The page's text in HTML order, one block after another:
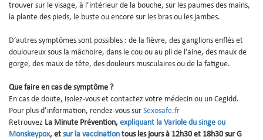
trouver sur le visage, à l’intérieur de la bouche, sur les paumes des mains,
la plante des pieds, le buste ou encore sur les bras ou les jambes.
D’autres symptômes sont possibles : de la fièvre, des ganglions enflés et
douloureux sous la mâchoire, dans le cou ou au pli de l’aine, des maux de
gorge, des maux de tête, des douleurs musculaires ou de la fatigue.
Que faire en cas de symptôme ?
En cas de doute, isolez-vous et contactez votre médecin ou un Cegidd.
Pour plus d’information, rendez-vous sur Sexosafe.fr
Retrouvez La Minute Prévention, expliquant la Variole du singe ou
Monskeypox, et sur la vaccination tous les jours à 12h30 et 18h30 sur G